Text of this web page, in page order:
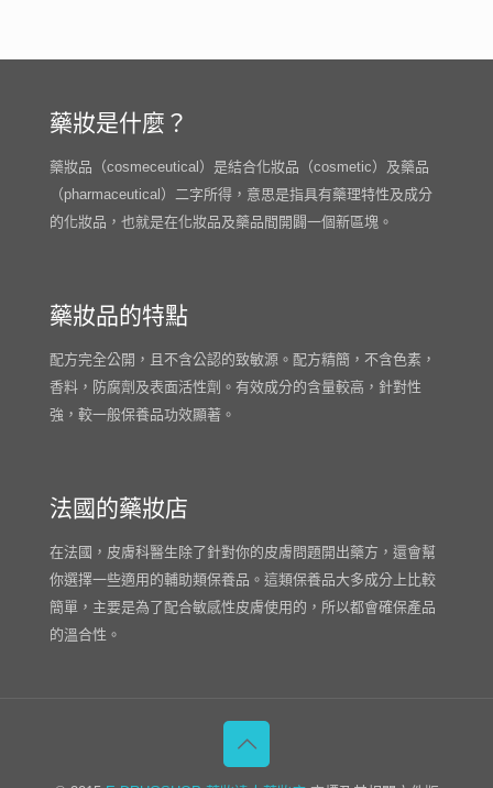
藥妝是什麼？
藥妝品（cosmeceutical）是結合化妝品（cosmetic）及藥品
（pharmaceutical）二字所得，意思是指具有藥理特性及成分
的化妝品，也就是在化妝品及藥品間開闢一個新區塊。
藥妝品的特點
配方完全公開，且不含公認的致敏源。配方精簡，不含色素，
香料，防腐劑及表面活性劑。有效成分的含量較高，針對性
強，較一般保養品功效顯著。
法國的藥妝店
在法國，皮膚科醫生除了針對你的皮膚問題開出藥方，還會幫
你選擇一些適用的輔助類保養品。這類保養品大多成分上比較
簡單，主要是為了配合敏感性皮膚使用的，所以都會確保產品
的溫合性。